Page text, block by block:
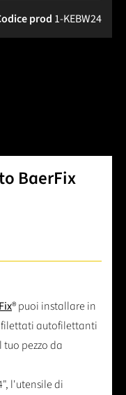
prod 1-KEBW24
BaerFix
® puoi installare in
filettati autofilettanti
tuo pezzo da
l'utensile di